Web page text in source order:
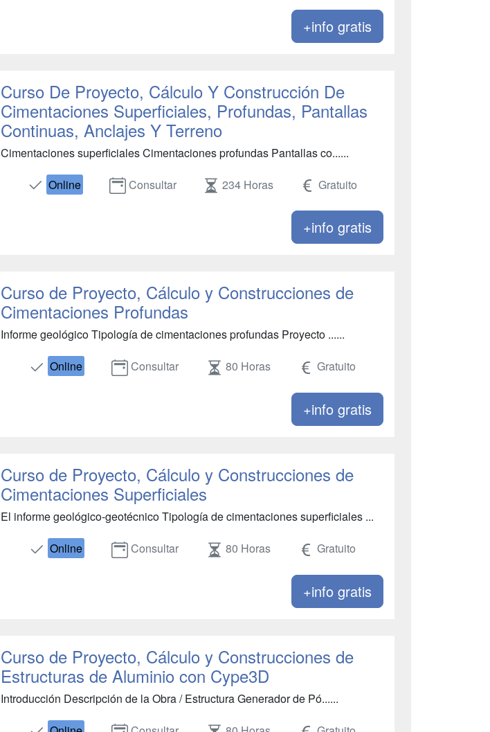
+info gratis
Curso De Proyecto, Cálculo Y Construcción De
Cimentaciones Superficiales, Profundas, Pantallas
Continuas, Anclajes Y Terreno
Cimentaciones superficiales Cimentaciones profundas Pantallas co......
Online
Consultar 234 Horas Gratuito
+info gratis
Curso de Proyecto, Cálculo y Construcciones de
Cimentaciones Profundas
Informe geológico Tipología de cimentaciones profundas Proyecto ......
Online
Consultar 80 Horas Gratuito
+info gratis
Curso de Proyecto, Cálculo y Construcciones de
Cimentaciones Superficiales
El informe geológico-geotécnico Tipología de cimentaciones superficiales ...
Online
Consultar 80 Horas Gratuito
+info gratis
Curso de Proyecto, Cálculo y Construcciones de
Estructuras de Aluminio con Cype3D
Introducción Descripción de la Obra / Estructura Generador de Pó......